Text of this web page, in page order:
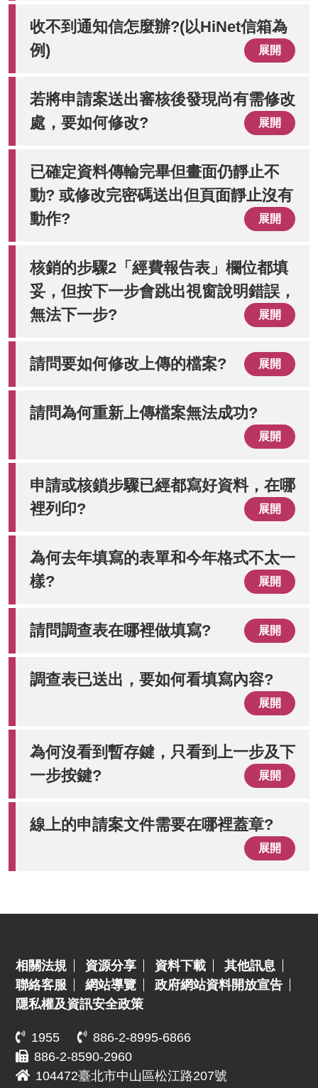
收不到通知信怎麼辦?(以HiNet信箱為
例)
展開
若將申請案送出審核後發現尚有需修改
處，要如何修改?
展開
已確定資料傳輸完畢但畫面仍靜止不
動? 或修改完密碼送出但頁面靜止沒有
動作?
展開
核銷的步驟2「經費報告表」欄位都填
妥，但按下一步會跳出視窗說明錯誤，
無法下一步?
展開
請問要如何修改上傳的檔案? 展開
請問為何重新上傳檔案無法成功?
展開
申請或核鎖步驟已經都寫好資料，在哪
裡列印?
展開
為何去年填寫的表單和今年格式不太一
樣?
展開
請問調查表在哪裡做填寫? 展開
調查表已送出，要如何看填寫內容?
展開
為何沒看到暫存鍵，只看到上一步及下
一步按鍵?
展開
線上的申請案文件需要在哪裡蓋章?
展開
:::
相關法規 資源分享 資料下載
其他訊息
聯絡客服
網站導覽
政府網站資料開放宣告
隱私權及資訊安全政策
1955
886-2-8995-6866
886-2-8590-2960
104472臺北市中山區松江路207號